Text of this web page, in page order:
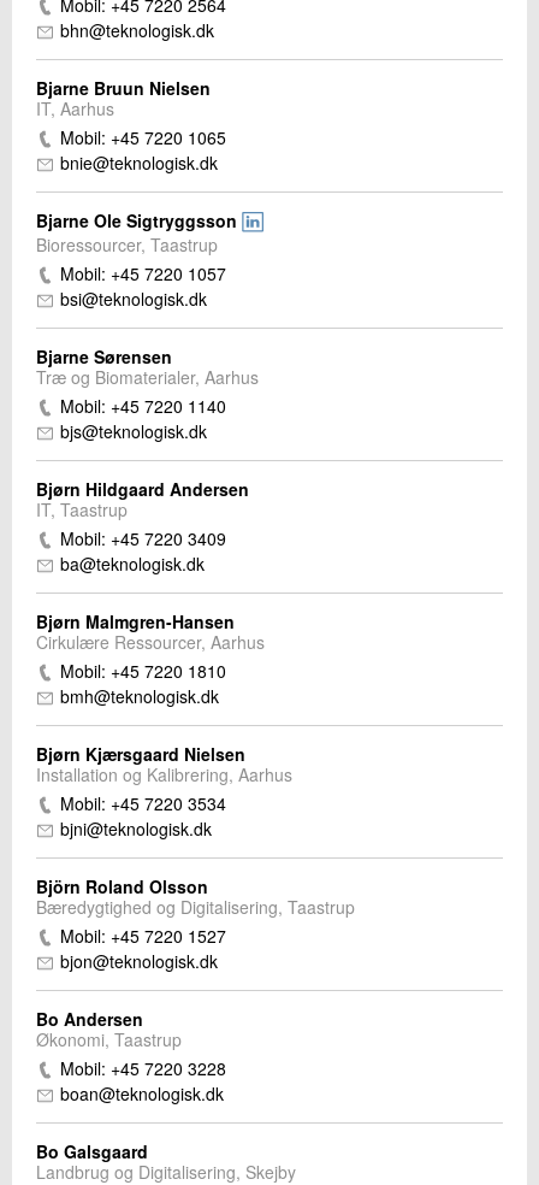
bhn@teknologisk.dk
Bjarne Bruun Nielsen
IT, Aarhus
Mobil: +45 7220 1065
bnie@teknologisk.dk
Bjarne Ole Sigtryggsson
Bioressourcer, Taastrup
Mobil: +45 7220 1057
bsi@teknologisk.dk
Bjarne Sørensen
Træ og Biomaterialer, Aarhus
Mobil: +45 7220 1140
bjs@teknologisk.dk
Bjørn Hildgaard Andersen
IT, Taastrup
Mobil: +45 7220 3409
ba@teknologisk.dk
Bjørn Malmgren-Hansen
Cirkulære Ressourcer, Aarhus
Mobil: +45 7220 1810
bmh@teknologisk.dk
Bjørn Kjærsgaard Nielsen
Installation og Kalibrering, Aarhus
Mobil: +45 7220 3534
bjni@teknologisk.dk
Björn Roland Olsson
Bæredygtighed og Digitalisering, Taastrup
Mobil: +45 7220 1527
bjon@teknologisk.dk
Bo Andersen
Økonomi, Taastrup
Mobil: +45 7220 3228
boan@teknologisk.dk
Bo Galsgaard
Landbrug og Digitalisering, Skejby